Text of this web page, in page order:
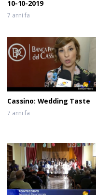
10-10-2019
7 anni fa
Cassino: Wedding Taste
7 anni fa